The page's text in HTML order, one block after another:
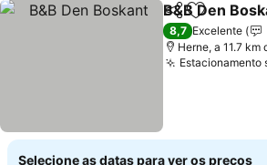
PartilharAdicionar
B&B Den
8,7 Excelente
Herne, a 11.7 km
Estacionamento
Selecione as datas para ver os preços